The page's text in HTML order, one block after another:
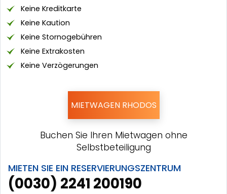
Keine Kreditkarte
Keine Kaution
Keine Stornogebühren
Keine Extrakosten
Keine Verzögerungen
MIETWAGEN RHODOS
Buchen Sie Ihren Mietwagen ohne
Selbstbeteiligung
MIETEN SIE EIN RESERVIERUNGSZENTRUM
(0030) 2241 200190